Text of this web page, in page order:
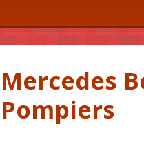
Mercedes
Pompiers